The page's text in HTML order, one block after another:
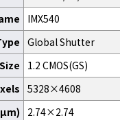
IMX540
Global Shutter
1.2 CMOS(GS)
5328×4608
2.74×2.74